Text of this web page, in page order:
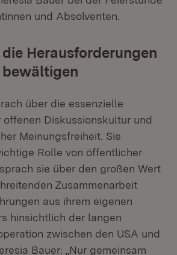
und Absolventen.
Herausforderungen
bewältigen
über die essenzielle
Diskussionskultur und
Meinungsfreiheit. Sie
Rolle von öffentlicher
sie über den großen Wert
Zusammenarbeit
aus ihrem eigenen
hinsichtlich der langen
zwischen den USA und
Bauer: „Nur gemeinsam